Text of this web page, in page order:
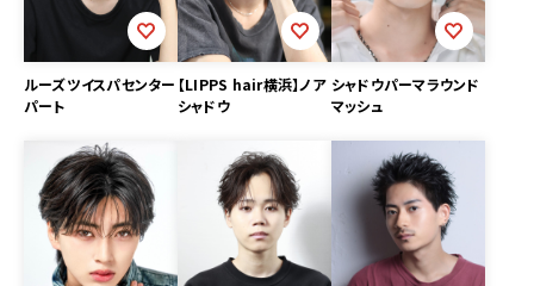
ルーズツイスパセンター
パート
【LIPPS hair横浜】ノア
シャドウ
シャドウパーマラウンド
マッシュ